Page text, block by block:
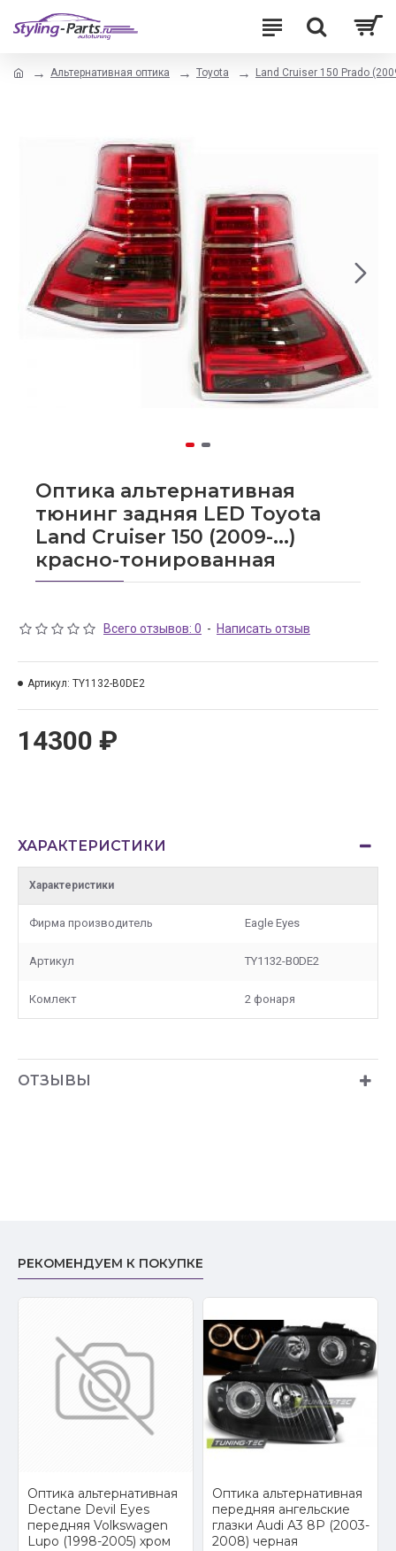
Альтернативная оптика Toyota Land Cruiser 150 Prado
Оптика альтернативная
тюнинг задняя LED Toyota
Land Cruiser 150 (2009-...)
красно-тонированная
Всего отзывов: 0 - Написать отзыв
14300 ₽
Артикул: TY1132-B0DE2
ХАРАКТЕРИСТИКИ
Характеристики
Фирма производитель Eagle Eyes
Артикул TY1132-B0DE2
Комлект 2 фонаря
ОТЗЫВЫ
РЕКОМЕНДУЕМ К ПОКУПКЕ
Оптика альтернативная
Dectane Devil Eyes
передняя Volkswagen
Lupo (1998-2005) хром
Оптика альтернативная
передняя ангельские
глазки Audi A3 8P (2003-
2008) черная